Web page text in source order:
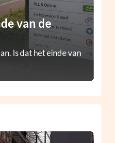
van de
Is dat het einde van